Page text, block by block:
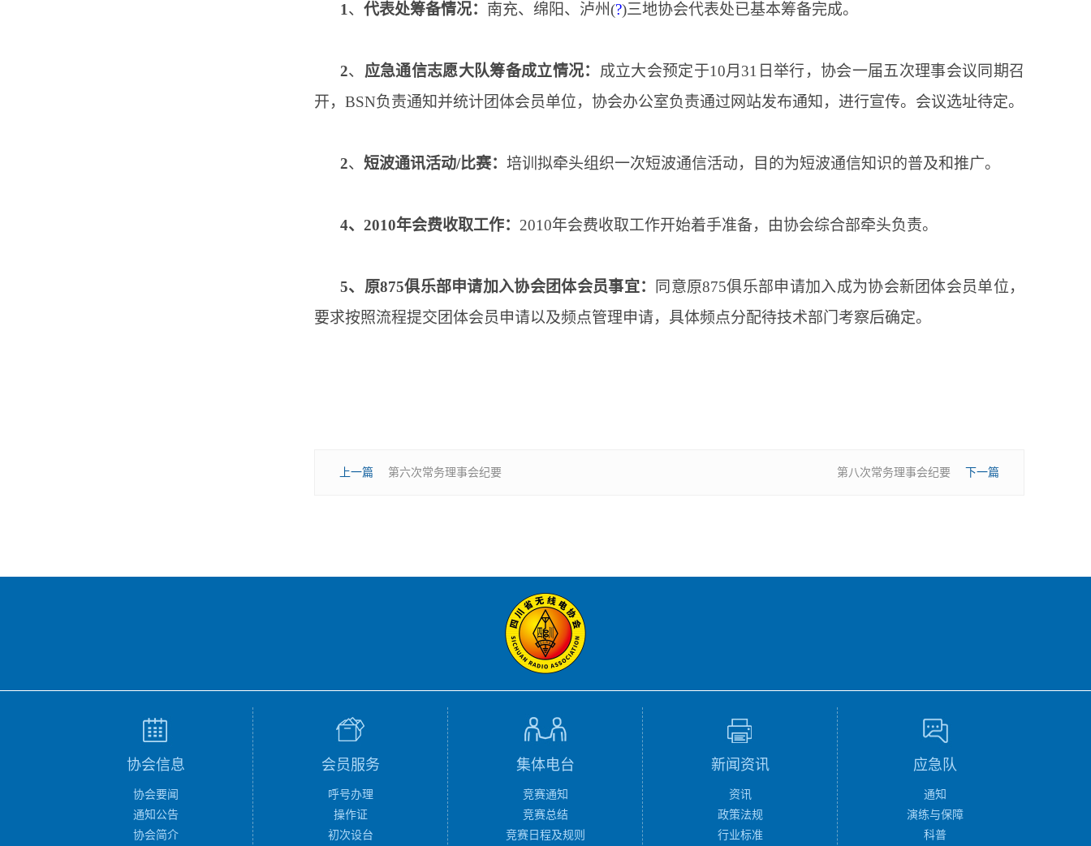
1、 代表处筹备情况： 南充、绵阳、泸州(?)三地协会代表处已基本筹备完成。
2、 应急通信志愿大队筹备成立情况： 成立大会预定于10月31日举行，协会一届五次理事会议同期召
开，BSN负责通知并统计团体会员单位，协会办公室负责通过网站发布通知，进行宣传。会议选址待定。
2、 短波通讯活动/比赛： 培训拟牵头组织一次短波通信活动，目的为短波通信知识的普及和推广。
4、2010年会费收取工作： 2010年会费收取工作开始着手准备，由协会综合部牵头负责。
5、原875俱乐部申请加入协会团体会员事宜： 同意原875俱乐部申请加入成为协会新团体会员单位，
要求按照流程提交团体会员申请以及频点管理申请，具体频点分配待技术部门考察后确定。
上一篇 第六次常务理事会纪要 第八次常务理事会纪要 下一篇
协会信息
协会要闻
通知公告
协会简介
会员服务
呼号办理
操作证
初次设台
集体电台
竞赛通知
竞赛总结
竞赛日程及规则
新闻资讯
资讯
政策法规
行业标准
应急队
通知
演练与保障
科普